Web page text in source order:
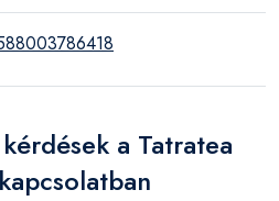
a Tatratea